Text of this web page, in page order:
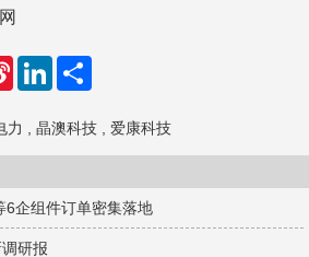
S
a
W
e
b
o
L
e
d
n
力 晶澳科技 爱康科技
6企组件订单密集落地
研报